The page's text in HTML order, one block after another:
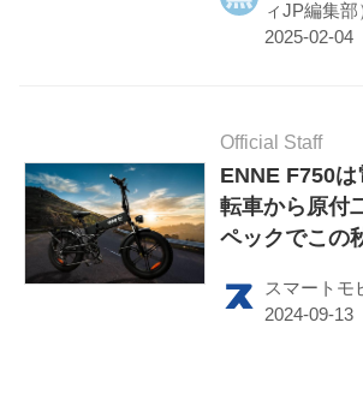
電動キックボード
このメディアについて
運営会社
ィJP編集部
Official Staff
ENNE F750
転車から原付
ペックでこの
スマートモ